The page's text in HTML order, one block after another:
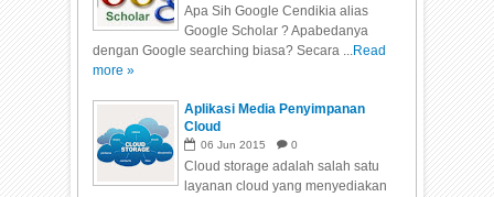
Apa Sih Google Cendikia alias
Google Scholar ? Apabedanya
dengan Google searching biasa? Secara ...Read
more »
Aplikasi Media Penyimpanan
Cloud
06 Jun 2015 0
Cloud storage adalah salah satu
layanan cloud yang menyediakan